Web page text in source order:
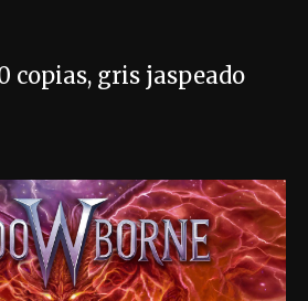
copias, gris jaspeado